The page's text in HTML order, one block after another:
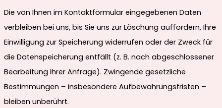
Die von Ihnen im Kontaktformular eingegebenen Daten
verbleiben bei uns, bis Sie uns zur Löschung auffordern, Ihre
Einwilligung zur Speicherung widerrufen oder der Zweck für
die Datenspeicherung entfällt (z. B. nach abgeschlossener
Bearbeitung Ihrer Anfrage). Zwingende gesetzliche
Bestimmungen – insbesondere Aufbewahrungsfristen –
bleiben unberührt.